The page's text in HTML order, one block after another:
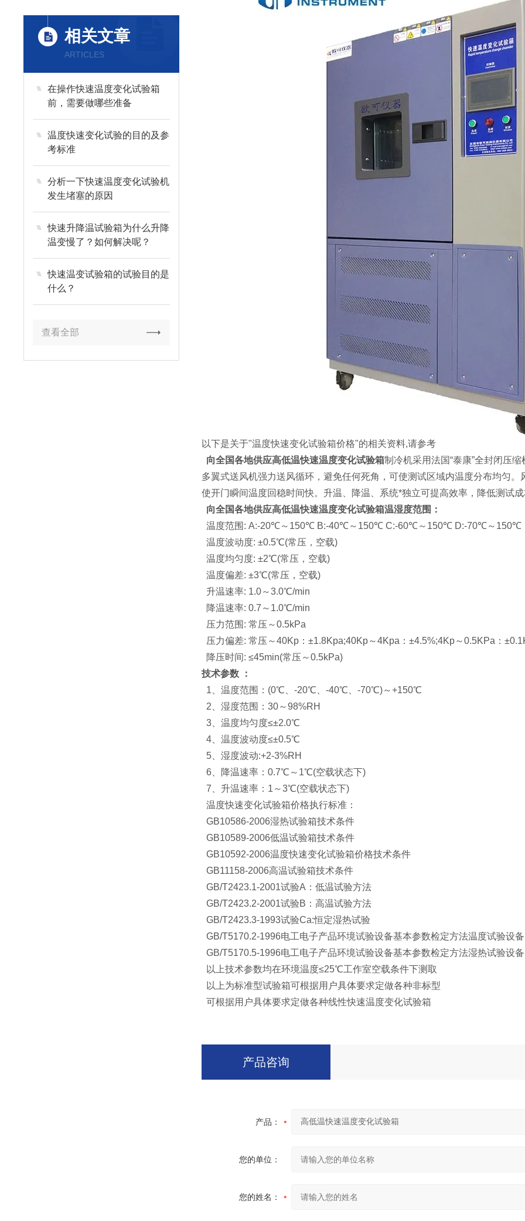
相关文章
ARTICLES
在操作快速温度变化试验箱
前，需要做哪些准备
温度快速变化试验的目的及参
考标准
分析一下快速温度变化试验机
发生堵塞的原因
快速升降温试验箱为什么升降
温变慢了？如何解决呢？
快速温变试验箱的试验目的是
什么？
查看全部
以下是关于"温度快速变化试验箱价格"的相关资料,请参考
向全国各地供应高低温快速温度变化试验箱制冷机采用法国“泰康”全封闭压
多翼式送风机强力送风循环，避免任何死角，可使测试区域内温度分布均匀
使开门瞬间温度回稳时间快。升温、降温、系统*独立可提高效率，降低测试
向全国各地供应高低温快速温度变化试验箱温湿度范围：
温度范围: A:-20℃～150℃ B:-40℃～150℃ C:-60℃～150℃ D:-70℃～150℃
温度波动度: ±0.5℃(常压，空载)
温度均匀度: ±2℃(常压，空载)
温度偏差: ±3℃(常压，空载)
升温速率: 1.0～3.0℃/min
降温速率: 0.7～1.0℃/min
压力范围: 常压～0.5kPa
压力偏差: 常压～40Kp：±1.8Kpa;40Kp～4Kpa：±4.5%;4Kp～0.5KPa：
降压时间: ≤45min(常压～0.5kPa)
技术参数 ：
1、温度范围：(0℃、-20℃、-40℃、-70℃)～+150℃
2、湿度范围：30～98%RH
3、温度均匀度≤±2.0℃
4、温度波动度≤±0.5℃
5、湿度波动:+2-3%RH
6、降温速率：0.7℃～1℃(空载状态下)
7、升温速率：1～3℃(空载状态下)
温度快速变化试验箱价格执行标准：
GB10586-2006湿热试验箱技术条件
GB10589-2006低温试验箱技术条件
GB10592-2006温度快速变化试验箱价格技术条件
GB11158-2006高温试验箱技术条件
GB/T2423.1-2001试验A：低温试验方法
GB/T2423.2-2001试验B：高温试验方法
GB/T2423.3-1993试验Ca:恒定湿热试验
GB/T5170.2-1996电工电子产品环境试验设备基本参数检定方法温度试验设备
GB/T5170.5-1996电工电子产品环境试验设备基本参数检定方法湿热试验设备
以上技术参数均在环境温度≤25℃工作室空载条件下测取
以上为标准型试验箱可根据用户具体要求定做各种非标型
可根据用户具体要求定做各种线性快速温度变化试验箱
产品咨询
产品：
您的单位：
您的姓名：